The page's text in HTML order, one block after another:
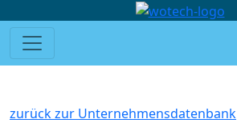
zurück zur Unternehmensdatenbank